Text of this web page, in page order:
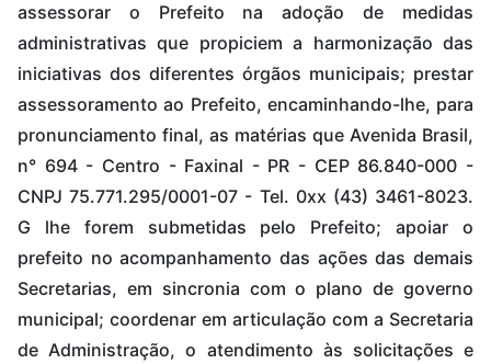
assessorar o Prefeito na adoção de medidas
administrativas que propiciem a harmonização das
iniciativas dos diferentes órgãos municipais; prestar
assessoramento ao Prefeito, encaminhando-lhe, para
pronunciamento final, as matérias que Avenida Brasil,
n° 694 - Centro - Faxinal - PR - CEP 86.840-000 -
CNPJ 75.771.295/0001-07 - Tel. 0xx (43) 3461-8023.
G lhe forem submetidas pelo Prefeito; apoiar o
prefeito no acompanhamento das ações das demais
Secretarias, em sincronia com o plano de governo
municipal; coordenar em articulação com a Secretaria
de Administração, o atendimento às solicitações e